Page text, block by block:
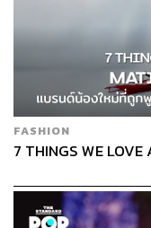
FASHION
7 THINGS WE LOVE